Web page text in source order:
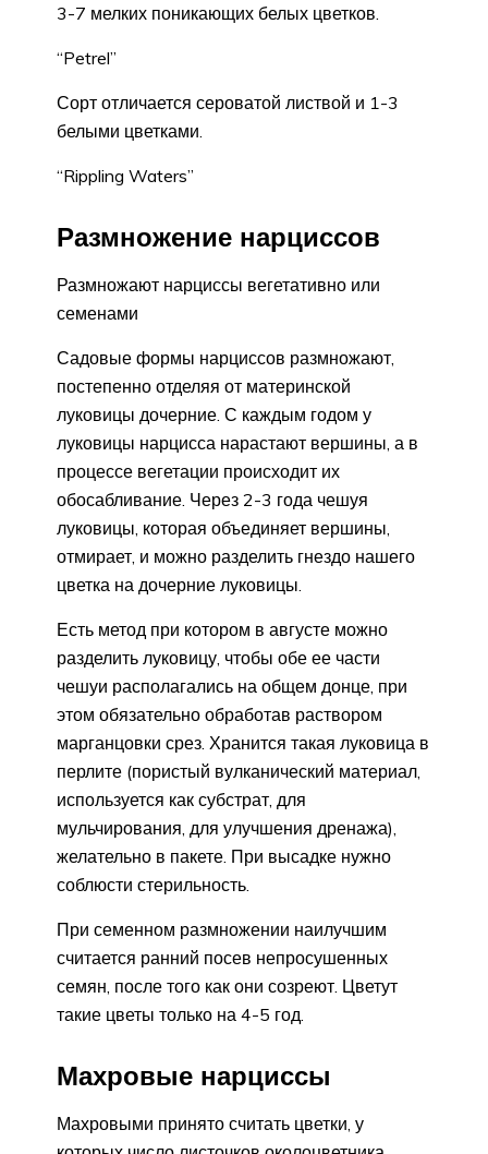
3-7 мелких поникающих белых цвет­ков.
“Petrel”
Сорт отличается се­роватой листвой и 1-3
белыми цветка­ми.
“Rippling Waters”
Размножение нарциссов
Размножают нарциссы вегетативно или
семенами
Садовые формы нарциссов размножают,
постепенно отделяя от материнской
луковицы дочерние. С каждым годом у
луковицы нарцисса нарастают вершины, а в
процессе вегетации происходит их
обосабливание. Через 2-3 года чешуя
луковицы, которая объединяет вершины,
отмирает, и можно разделить гнездо нашего
цветка на дочерние луковицы.
Есть метод при котором в августе можно
разделить луковицу, чтобы обе ее части
чешуи располагались на общем донце, при
этом обязательно обработав раствором
марганцовки срез. Хранится такая луковица в
перлите (пористый вулканический материал,
используется как субстрат, для
мульчирования, для улучшения дренажа),
желательно в пакете. При высадке нужно
соблюсти стерильность.
При семенном размножении наилучшим
считается ранний посев непросушенных
семян, после того как они созреют. Цветут
такие цветы только на 4-5 год.
Махровые нарциссы
Махровыми принято считать цветки, у